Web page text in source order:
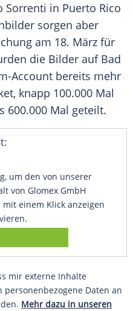
Sorrenti in Puerto Rico
sorgen aber
am 18. März für
die Bilder auf Bad
Account bereits mehr
knapp 100.000 Mal
600.000 Mal geteilt.
um den von unserer
von Glomex GmbH
einem Klick anzeigen
mir externe Inhalte
Daten an
Mehr dazu in unseren